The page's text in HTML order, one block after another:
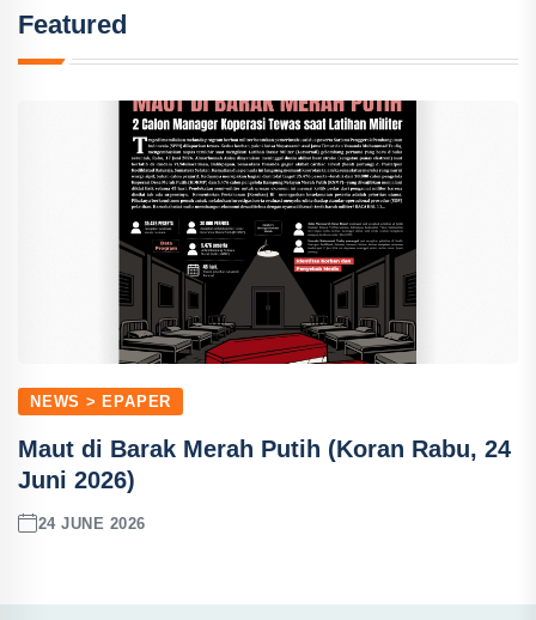
Featured
NEWS > EPAPER
Maut di Barak Merah Putih (Koran Rabu, 24
Juni 2026)
24 JUNE 2026